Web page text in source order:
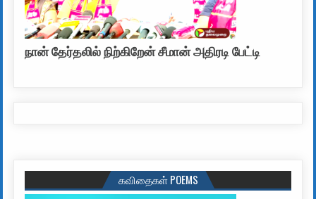
நான் தேர்தலில் நிற்கிறேன் சீமான் அதிரடி பேட்டி
கவிதைகள் POEMS